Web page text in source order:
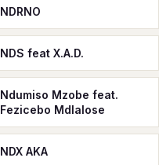
NDRNO
NDS feat X.A.D.
Ndumiso Mzobe feat.
Fezicebo Mdlalose
NDX AKA